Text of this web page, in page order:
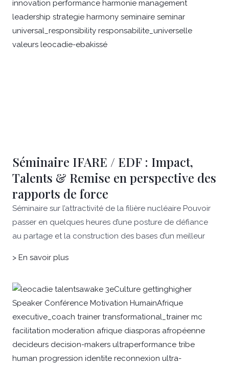
Séminaire IFARE / EDF : Impact,
Talents & Remise en perspective des
rapports de force
Séminaire sur l’attractivité de la filière nucléaire Pouvoir
passer en quelques heures d’une posture de défiance
au partage et la construction des bases d’un meilleur
> En savoir plus